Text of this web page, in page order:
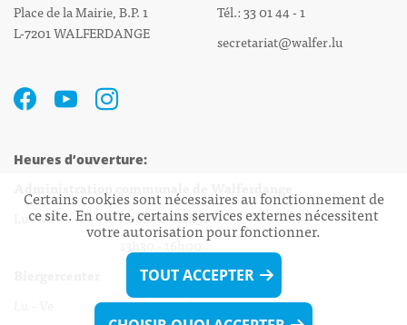
Place de la Mairie, B.P. 1
L-7201 WALFERDANGE
Tél.: 33 01 44 - 1
secretariat@walfer.lu
Heures d’ouverture:
Lu - Ve 08h00 - 11h30
Lu - Ve 08h00 - 11h30
Certains cookies sont nécessaires au fonctionnement de
ce site. En outre, certains services externes nécessitent
votre autorisation pour fonctionner.
TOUT ACCEPTER